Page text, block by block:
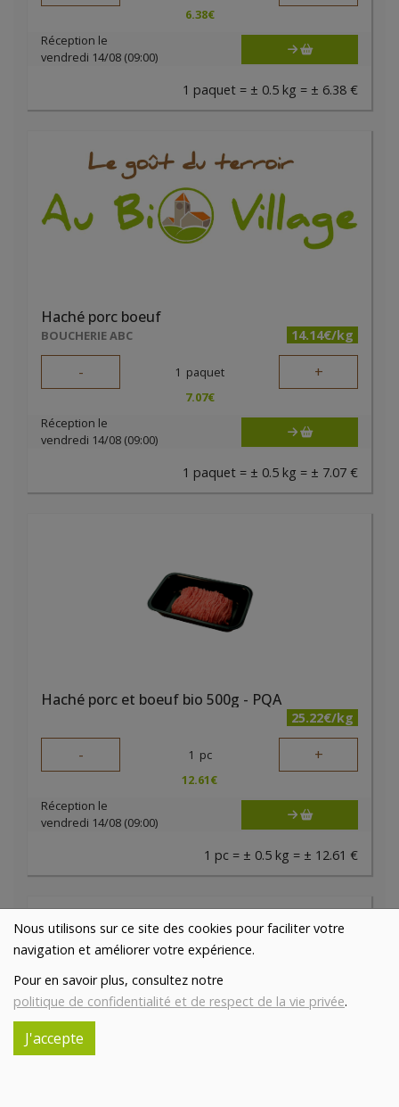
Nous utilisons sur ce site des cookies pour faciliter votre
navigation et améliorer votre expérience.
Pour en savoir plus, consultez notre
politique de confidentialité et de respect de la vie privée.
J'accepte
6.38€
Réception le
vendredi 14/08 (09:00)
1 paquet = ± 0.5 kg = ± 6.38 €
Haché porc boeuf
BOUCHERIE ABC 14.14€/kg
- 1 paquet +
7.07€
Réception le
vendredi 14/08 (09:00)
1 paquet = ± 0.5 kg = ± 7.07 €
Haché porc et boeuf bio 500g - PQA
25.22€/kg
- 1 pc +
12.61€
Réception le
vendredi 14/08 (09:00)
1 pc = ± 0.5 kg = ± 12.61 €